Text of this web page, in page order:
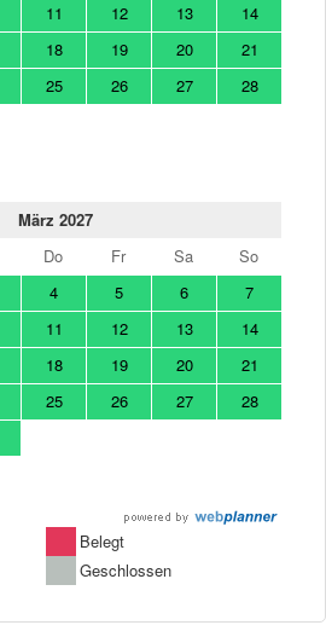
11 12 13
14
18 19 20
21
25 26 27 28
März 2027
Do Fr Sa
So
4 5 6
7
11 12 13
14
18 19 20
21
25 26 27
28
Belegt
Geschlossen